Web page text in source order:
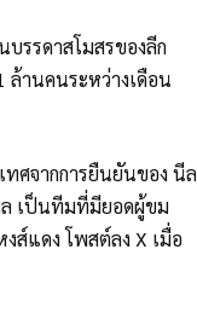
รรดาสโมสรของลีก
านคนระหว่างเดือน
ศจากการยืนยันของ นีล
ล เป็นทีมที่มียอดผู้ขม
ส์แดง โพสต์ลง X เมื่อ